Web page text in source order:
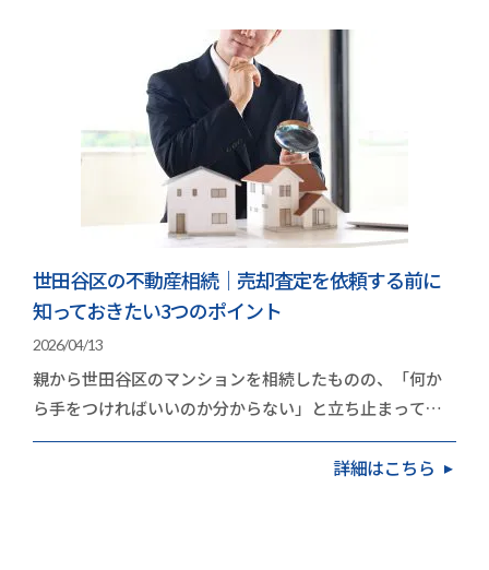
世田谷区の不動産相続｜売却査定を依頼する前に
知っておきたい3つのポイント
2026/04/13
親から世田谷区のマンションを相続したものの、「何か
ら手をつければいいのか分からない」と立ち止まってい
る方は多いのではないでしょうか。世田谷区のマンシ…
詳細はこちら